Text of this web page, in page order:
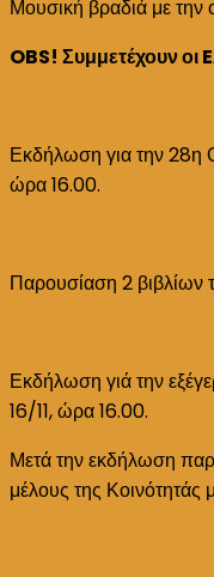
Μουσική βραδιά με
OBS! Συμμετέχουν οι
Εκδήλωση για την 28η
ώρα 16.00.
Παρουσίαση 2 βιβλίων
Εκδήλωση γιά την
16/11, ώρα 16.00.
Μετά την εκδήλωση
μέλους της